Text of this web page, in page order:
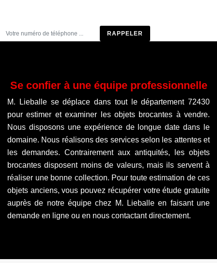
Se confier à une équipe professionnelle
M. Lieballe se déplace dans tout le département 72430
pour estimer et examiner les objets brocantes à vendre.
Nous disposons une expérience de longue date dans le
domaine. Nous réalisons des services selon les attentes et
les demandes. Contrairement aux antiquités, les objets
brocantes disposent moins de valeurs, mais ils servent à
réaliser une bonne collection. Pour toute estimation de ces
objets anciens, vous pouvez récupérer votre étude gratuite
auprès de notre équipe chez M. Lieballe en faisant une
demande en ligne ou en nous contactant directement.